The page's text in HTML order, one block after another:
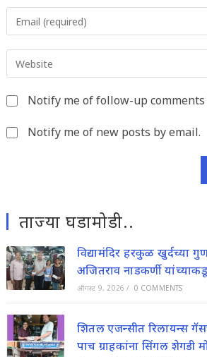
username
to
comment
your
address
toyour
URL
Notify me of follow-up comments
Notify me of new posts by email.
ताज्या घडामोडी..
विद्यामंदिर हरकुळ खुर्दच्या
अजितराव नाडकर्णी
ऑगस्ट 9, 2026 / 0 COMMENTS
शितल एजन्सीत रिलायन्स
पाच ग्राहकांना सिंगल शेगडी